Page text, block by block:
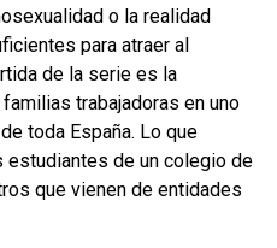
o la realidad
para atraer al
de la serie es la
trabajadoras en uno
toda España. Lo que
estudiantes de un colegio de
que vienen de entidades